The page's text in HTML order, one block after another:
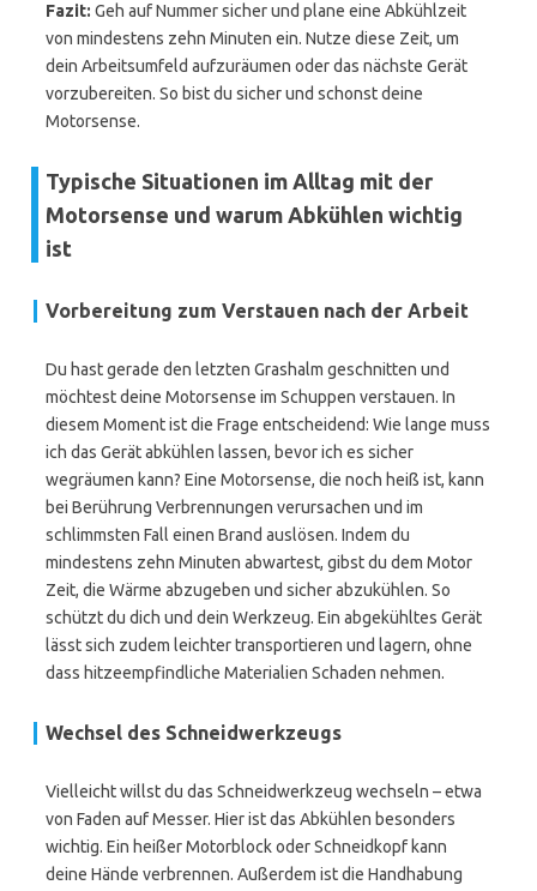
Fazit: Geh auf Nummer sicher und plane eine Abkühlzeit
von mindestens zehn Minuten ein. Nutze diese Zeit, um
dein Arbeitsumfeld aufzuräumen oder das nächste Gerät
vorzubereiten. So bist du sicher und schonst deine
Motorsense.
Typische Situationen im Alltag mit der
Motorsense und warum Abkühlen wichtig
ist
Vorbereitung zum Verstauen nach der Arbeit
Du hast gerade den letzten Grashalm geschnitten und
möchtest deine Motorsense im Schuppen verstauen. In
diesem Moment ist die Frage entscheidend: Wie lange muss
ich das Gerät abkühlen lassen, bevor ich es sicher
wegräumen kann? Eine Motorsense, die noch heiß ist, kann
bei Berührung Verbrennungen verursachen und im
schlimmsten Fall einen Brand auslösen. Indem du
mindestens zehn Minuten abwartest, gibst du dem Motor
Zeit, die Wärme abzugeben und sicher abzukühlen. So
schützt du dich und dein Werkzeug. Ein abgekühltes Gerät
lässt sich zudem leichter transportieren und lagern, ohne
dass hitzeempfindliche Materialien Schaden nehmen.
Wechsel des Schneidwerkzeugs
Vielleicht willst du das Schneidwerkzeug wechseln – etwa
von Faden auf Messer. Hier ist das Abkühlen besonders
wichtig. Ein heißer Motorblock oder Schneidkopf kann
deine Hände verbrennen. Außerdem ist die Handhabung